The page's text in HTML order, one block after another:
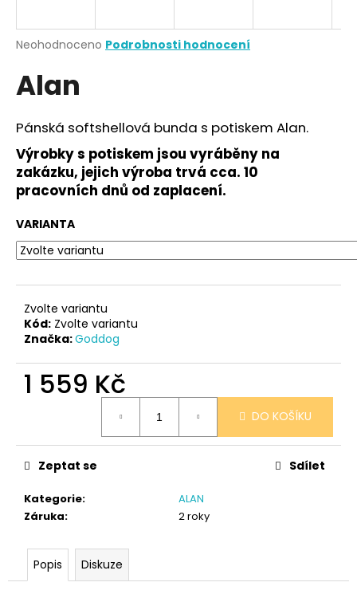
Průměrné
produktu
je
z
5
hvězdiček.
Neohodnoceno Podrobnosti hodnocení
Alan
Pánská softshellová bunda s potiskem Alan.
Výrobky s potiskem jsou vyráběny na
zakázku, jejich výroba trvá cca. 10
pracovních dnů od zaplacení.
VARIANTA
Zvolte variantu
Kód: Zvolte variantu
Značka:Goddog
1 559 Kč
DO KOŠÍKU
Kategorie:
ALAN
Záruka: 2 roky
Zeptat se Sdílet
Popis Diskuze
j
t
?
HLEDAT
D
p
o
u
č
u
e
SÓJOVÁ
SVÍČKA
BONPARI
400
Kč